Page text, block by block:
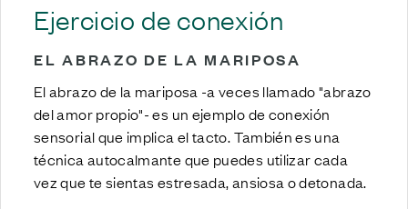
Ejercicio de conexión
EL ABRAZO DE LA MARIPOSA
El abrazo de la mariposa -a veces llamado "abrazo
del amor propio"- es un ejemplo de conexión
sensorial que implica el tacto. También es una
técnica autocalmante que puedes utilizar cada
vez que te sientas estresada, ansiosa o detonada.